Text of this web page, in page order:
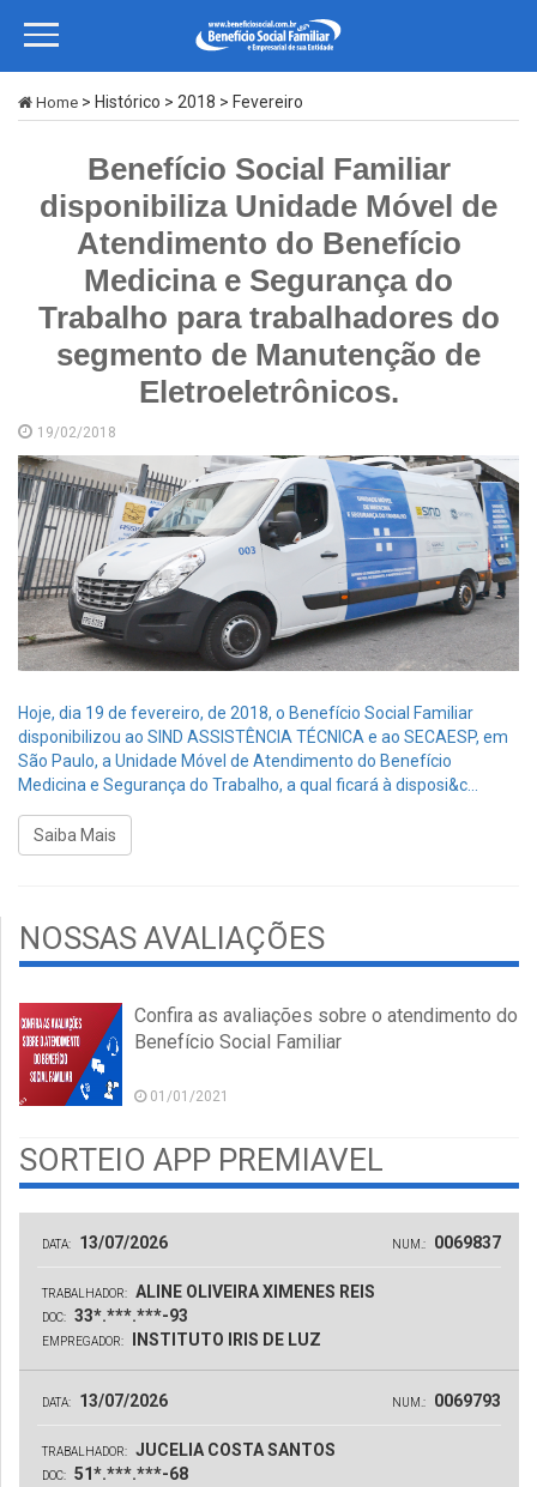
Home > Histórico > 2018 > Fevereiro
Benefício Social Familiar
disponibiliza Unidade Móvel de
Atendimento do Benefício
Medicina e Segurança do
Trabalho para trabalhadores do
segmento de Manutenção de
Eletroeletrônicos.
19/02/2018
Hoje, dia 19 de fevereiro, de 2018, o Benefício Social Familiar
disponibilizou ao SIND ASSISTÊNCIA TÉCNICA e ao SECAESP, em
São Paulo, a Unidade Móvel de Atendimento do Benefício
Medicina e Segurança do Trabalho, a qual ficará à disposi&c...
Saiba Mais
NOSSAS AVALIAÇÕES
Confira as avaliações sobre o atendimento do
Benefício Social Familiar
01/01/2021
SORTEIO APP PREMIAVEL
DATA: 13/07/2026 NUM.: 0069837
TRABALHADOR: ALINE OLIVEIRA XIMENES REIS
DOC: 33*.***.***-93
EMPREGADOR: INSTITUTO IRIS DE LUZ
DATA: 13/07/2026 NUM.: 0069793
TRABALHADOR: JUCELIA COSTA SANTOS
DOC: 51*.***.***-68